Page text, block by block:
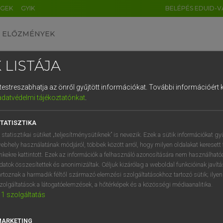
GYIK BELÉPÉS EDUID-
ELŐZMÉNYEK
szótár
VAN ELŐFIZETÉSED?
megtekintéséhez.
LISTÁJA
az önről gyűjtött információkat. További információért
tájékoztatónkat.
statisztikai sütiket „teljesítménysütiknek” is nevezik. Ezek a sütik információkat
használatának módjáról, többek között arról, hogy milyen oldalakat keresett
kattintott. Ezek az információk a felhasználó azonosítására nem
összesítettek és anonimizáltak. Céljuk kizárólag a weboldal funkcióinak
a harmadik féltől származó elemzési szolgáltatásokhoz tartozó sütik;
a látogatóelemzések, a hőtérképek és a közösségi médiaanalitika.
1 szolgáltatás
DE CN FR ES IT NL
1 2 3 4 5 6 7 8 9
q w e r t z u i
a s d f g h j k l é
í y x c v b n m , .